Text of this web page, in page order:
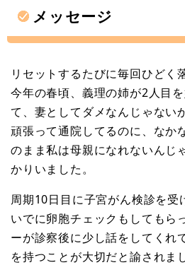
メッセージ
リセットするたびに毎回ひどく
今年の春頃、義理の姉が2人目
て、妻としてダメなんじゃない
頑張って通院してるのに、なか
のまま私は母親になれないんじ
かりいました。
周期10日目に子宮がん検診を受
いでに卵胞チェックもしてもら
ーが診察後に少し話をしてくれ
を持つことが大切だと諭されま